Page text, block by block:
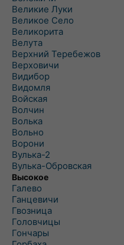
Великие Луки
Великое Село
Великорита
Велута
Верхний Теребежов
Верховичи
Видибор
Видомля
Войская
Волчин
Волька
Вольно
Ворони
Вулька-2
Вулька-Обровская
Высокое
Галево
Ганцевичи
Гвозница
Головчицы
Гончары